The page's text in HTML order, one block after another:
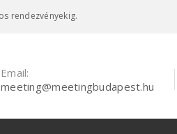
rendezvényekig.
Email:
meeting@meetingbudapest.hu